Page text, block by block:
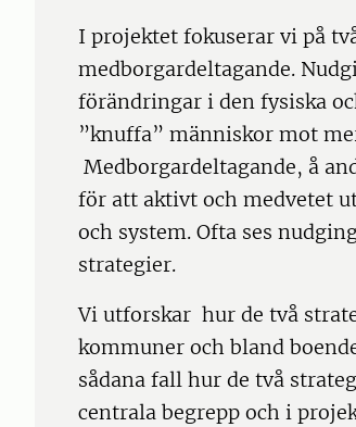
I projektet fokuserar vi på
medborgardeltagande.
förändringar i den fysiska
”knuffa” människor mot
Medborgardeltagande, å
för att aktivt och medvetet
och system. Ofta ses
strategier.
Vi utforskar hur de två
kommuner och bland
sådana fall hur de två
centrala begrepp och i